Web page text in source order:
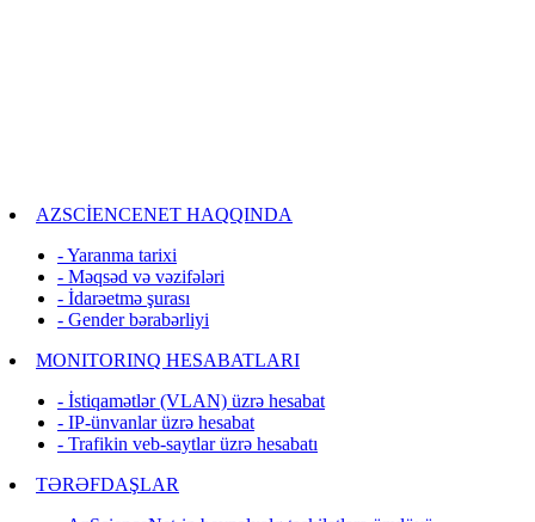
AZSCİENCENET HAQQINDA
- Yaranma tarixi
- Məqsəd və vəzifələri
- İdarəetmə şurası
- Gender bərabərliyi
MONITORINQ HESABATLARI
- İstiqamətlər (VLAN) üzrə hesabat
- IP-ünvanlar üzrə hesabat
- Trafikin veb-saytlar üzrə hesabatı
TƏRƏFDAŞLAR